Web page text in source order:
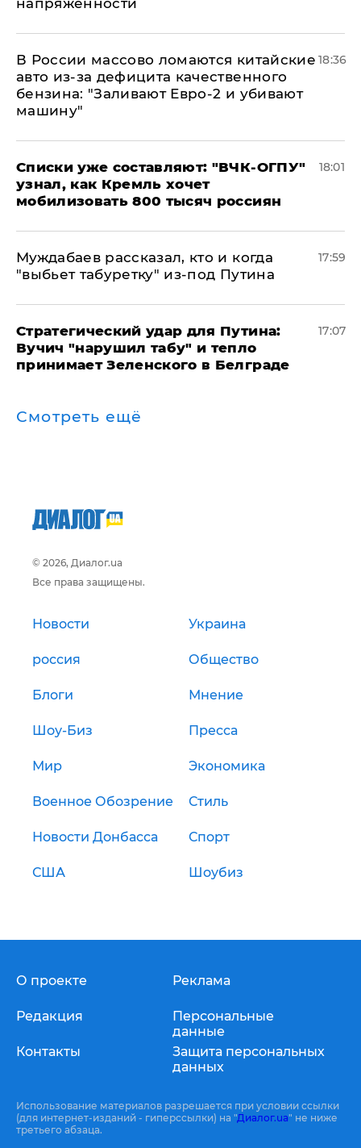
напряженности
В России массово ломаются китайские
авто из-за дефицита качественного
бензина: "Заливают Евро-2 и убивают
машину"
18:36
Списки уже составляют: "ВЧК-ОГПУ"
узнал, как Кремль хочет
мобилизовать 800 тысяч россиян
18:01
Муждабаев рассказал, кто и когда
"выбьет табуретку" из-под Путина
17:59
Стратегический удар для Путина:
Вучич "нарушил табу" и тепло
принимает Зеленского в Белграде
17:07
Смотреть ещё
© 2026, Диалог.ua
Все права защищены.
Новости Украина
россия Общество
Блоги Мнение
Шоу-Биз Пресса
Мир Экономика
Военное Обозрение Стиль
Новости Донбасса Спорт
США Шоубиз
О проекте
Редакция
Контакты
Реклама
Персональные
данные
Защита персональных
данных
Использование материалов разрешается при условии ссылки
(для интернет-изданий - гиперссылки) на "Диалог.ua" не ниже
третьего абзаца.